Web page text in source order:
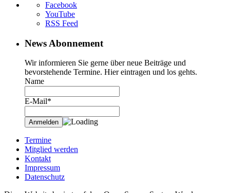
Facebook
YouTube
RSS Feed
News Abonnement
Wir informieren Sie gerne über neue Beiträge und
bevorstehende Termine. Hier eintragen und los gehts.
Name
E-Mail*
Termine
Mitglied werden
Kontakt
Impressum
Datenschutz